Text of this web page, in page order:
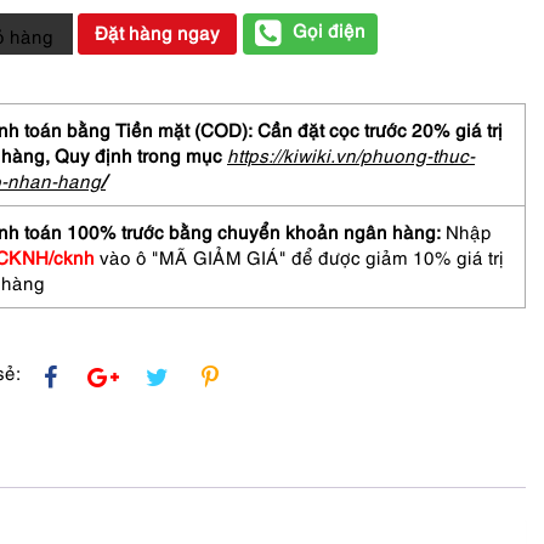
hàng Đặt hàng ngay Gọi điện
toán bằng Tiền mặt (COD): Cần đặt cọc trước 20% giá trị
Quy định trong mục https://kiwiki.vn/phuong-thuc-
nhan-hang/
toán 100% trước bằng chuyển khoản ngân hàng: Nhập
cknh vào ô "MÃ GIẢM GIÁ" để được giảm 10% giá trị